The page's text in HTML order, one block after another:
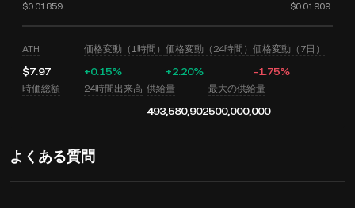
$0.01859
$0.01909
ATH
$7.97
価格変動（1時間）
+0.15%
価格変動（24時間）
+2.20%
価格変動（7日）
-1.75%
時価総額 24時間出来高 供給量
493,580,902
最大の供給量
500,000,000
よくある質問